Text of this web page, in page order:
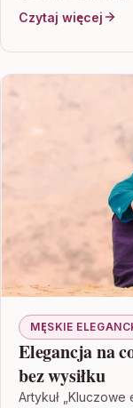
Czytaj więcej
MĘSKIE
Elegancja na
bez wysiłku
Artykuł